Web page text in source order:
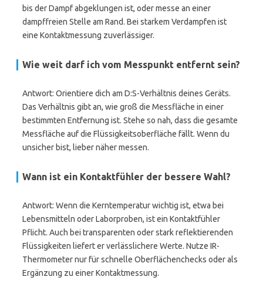
bis der Dampf abgeklungen ist, oder messe an einer
dampffreien Stelle am Rand. Bei starkem Verdampfen ist
eine Kontaktmessung zuverlässiger.
Wie weit darf ich vom Messpunkt entfernt sein?
Antwort: Orientiere dich am D:S-Verhältnis deines Geräts.
Das Verhältnis gibt an, wie groß die Messfläche in einer
bestimmten Entfernung ist. Stehe so nah, dass die gesamte
Messfläche auf die Flüssigkeitsoberfläche fällt. Wenn du
unsicher bist, lieber näher messen.
Wann ist ein Kontaktfühler der bessere Wahl?
Antwort: Wenn die Kerntemperatur wichtig ist, etwa bei
Lebensmitteln oder Laborproben, ist ein Kontaktfühler
Pflicht. Auch bei transparenten oder stark reflektierenden
Flüssigkeiten liefert er verlässlichere Werte. Nutze IR-
Thermometer nur für schnelle Oberflächenchecks oder als
Ergänzung zu einer Kontaktmessung.